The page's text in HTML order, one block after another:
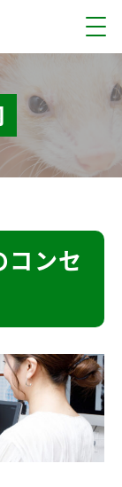
コンセ